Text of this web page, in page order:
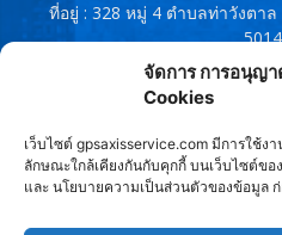
จัดการ การอนุญา
Cookies
เว็บไซต์ gpsaxisservice.com มีการใช้ง
ลักษณะใกล้เคียงกันกับคุกกี้ บนเว็บไซต์ขอ
และ นโยบายความเป็นส่วนตัวของข้อมูล
ที่อยู่ : 328 หมู่ 4 ตำบลท่าวังตาล
โทรศัพท์ : 091-0759380 , 095-
Line ID :
ติดต่อเรา: